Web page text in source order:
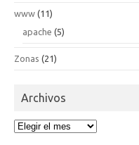
www (11)
apache (5)
Zonas (21)
Archivos
Archivos